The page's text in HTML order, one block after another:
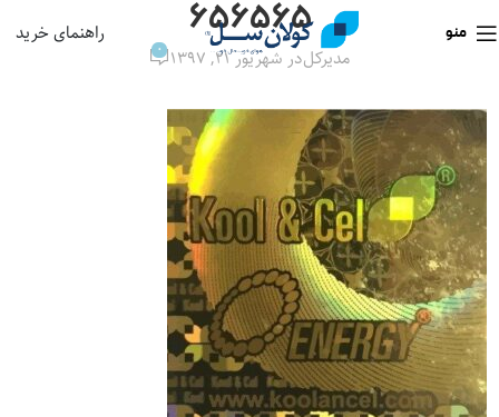
منو راهنمای خرید ۶۵۶۵۶۵
مدیرکلدر شهریور ۲۱, ۱۳۹۷ 0